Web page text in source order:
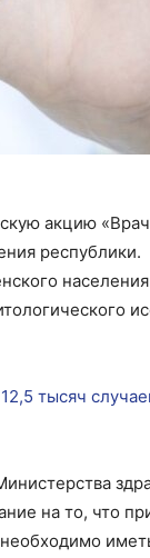
акцию
республики.
тысяч
на то, что